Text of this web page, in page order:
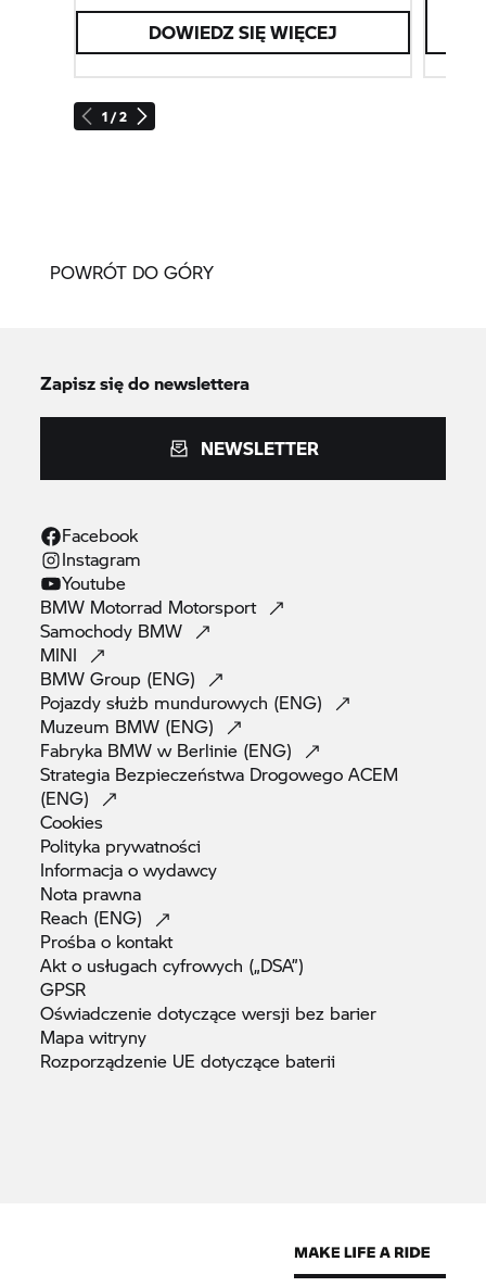
1 / 2
DOWIEDZ SIĘ WIĘCEJ
POWRÓT DO GÓRY
Zapisz się do newslettera
NEWSLETTER
Facebook
Instagram
Youtube
BMW Motorrad Motorsport
Samochody BMW
MINI
BMW Group (ENG)
Pojazdy służb mundurowych (ENG)
Muzeum BMW (ENG)
Fabryka BMW w Berlinie (ENG)
Strategia Bezpieczeństwa Drogowego ACEM
(ENG)
Cookies
Polityka prywatności
Informacja owydawcy
Nota prawna
Reach (ENG)
Prośba o kontakt
Akt o usługach cyfrowych („DSA”)
GPSR
Oświadczenie dotyczące wersji bez barier
Mapawitryny
Rozporządzenie UE dotyczące baterii